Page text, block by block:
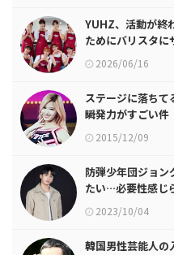
YUHZ、活動が終
ためにバリスタに
2026/06/16
ステージに落ちて
瞬発力がすごい件
2015/12/09
防弾少年団ジョン
たい…必要性感じ
2023/10/04
韓国男性芸能人の